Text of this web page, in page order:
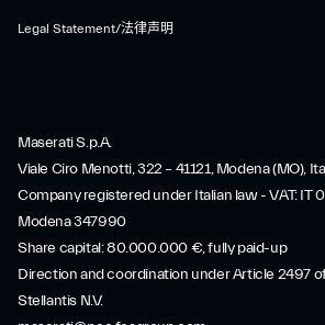
Legal Statement/法律声明
Maserati S.p.A.
Viale Ciro Menotti, 322 – 41121, Modena (MO),
Company registered under Italian law - VAT: IT
Modena 347990
Share capital: 80.000.000 €, fully paid-up
Direction and coordination under Article 2497
Stellantis N.V.